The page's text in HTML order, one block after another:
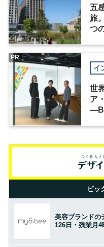
五
旅
つ
イ
世
ア
PR
ピッ
美容ブランドの
126日・残業月4